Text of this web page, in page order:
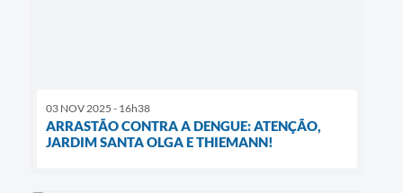
03 NOV 2025 - 16h38
ARRASTÃO CONTRA A DENGUE: ATENÇÃO,
JARDIM SANTA OLGA E THIEMANN!